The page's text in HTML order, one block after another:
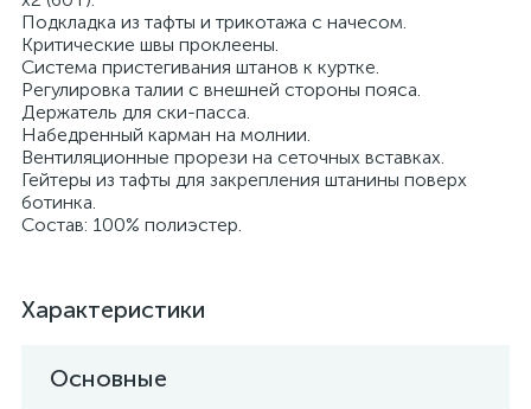
Подкладка из тафты и трикотажа с начесом.
Критические швы проклеены.
Система пристегивания штанов к куртке.
Регулировка талии с внешней стороны пояса.
Держатель для ски-пасса.
Набедренный карман на молнии.
Вентиляционные прорези на сеточных вставках.
Гейтеры из тафты для закрепления штанины поверх
ботинка.
Состав: 100% полиэстер.
Характеристики
Основные